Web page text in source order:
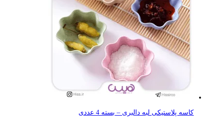
کاسه پلاستیکی لبه دالبری – بسته 4 عددی